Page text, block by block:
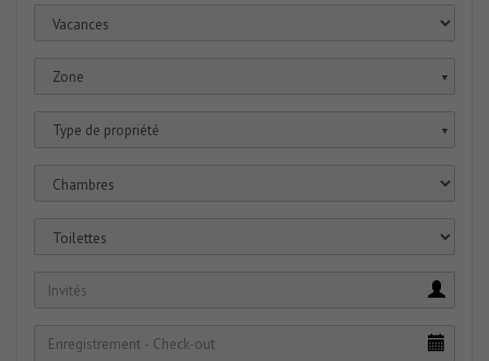
Zone ▼
Type de propriété ▼